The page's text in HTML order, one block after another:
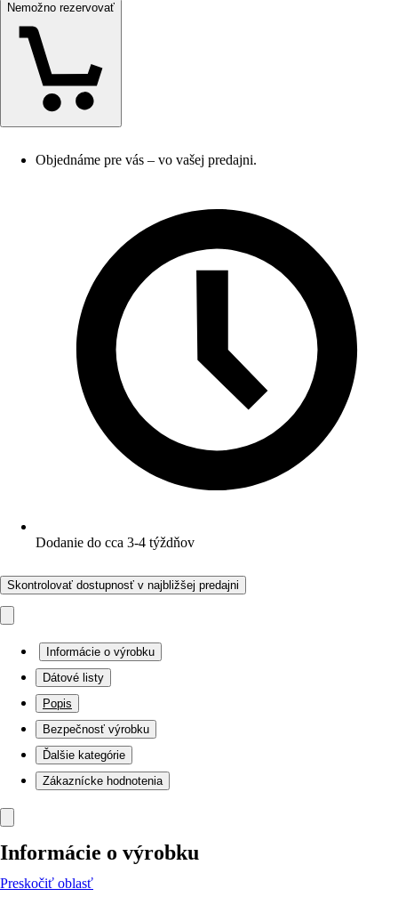
Nemožno rezervovať
Objednáme pre vás – vo vašej predajni.
Dodanie do cca 3-4 týždňov
Skontrolovať dostupnosť v najbližšej predajni
Informácie o výrobku
Dátové listy
Popis
Bezpečnosť výrobku
Ďalšie kategórie
Zákaznícke hodnotenia
Informácie o výrobku
Preskočiť oblasť